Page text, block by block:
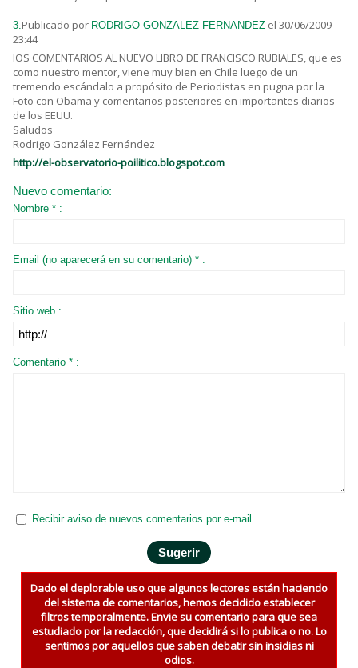
3.Publicado por RODRIGO GONZALEZ FERNANDEZ el 30/06/2009
23:44
lOS COMENTARIOS AL NUEVO LIBRO DE FRANCISCO RUBIALES, que es
como nuestro mentor, viene muy bien en Chile luego de un
tremendo escándalo a propósito de Periodistas en pugna por la
Foto con Obama y comentarios posteriores en importantes diarios
de los EEUU.
Saludos
Rodrigo González Fernández
http://el-observatorio-poilitico.blogspot.com
Nuevo comentario:
Nombre * :
Email (no aparecerá en su comentario) * :
Sitio web :
Comentario * :
Recibir aviso de nuevos comentarios por e-mail
Dado el deplorable uso que algunos lectores están haciendo
del sistema de comentarios, hemos decidido establecer
filtros temporalmente. Envie su comentario para que sea
estudiado por la redacción, que decidirá si lo publica o no. Lo
sentimos por aquellos que saben debatir sin insidias ni
odios.